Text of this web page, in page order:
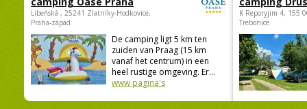
Libeňská , 25241 Zlatníky-Hodkovice,
Praha-západ
De camping ligt 5 km ten
zuiden van Praag (15 km
vanaf het centrum) in een
heel rustige omgeving. Er...
www pagina's
K Reporyjim 4, 155
Trebonice